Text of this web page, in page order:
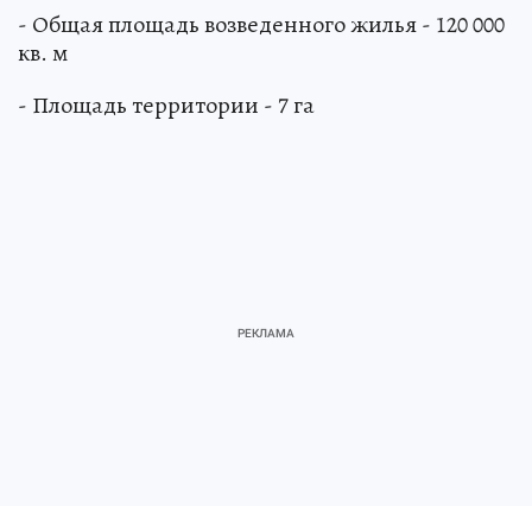
- Общая площадь возведенного жилья - 120 000
кв. м
- Площадь территории - 7 га